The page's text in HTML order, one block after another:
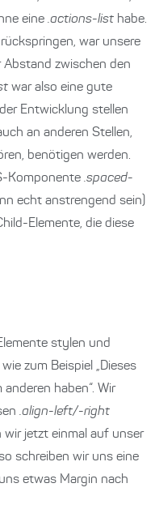
eine .actions-list habe.
war unsere
zwischen den
war also eine gute
Entwicklung stellen
an anderen Stellen,
benötigen werden.
Komponente .spaced-
echt anstrengend sein)
Elemente, die diese
stylen und
zum Beispiel „Dieses
haben“. Wir
.align-left/-right
wir jetzt einmal auf unser
schreiben wir uns eine
etwas Margin nach